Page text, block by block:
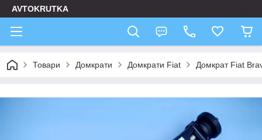
AVTOKRUTKA
Товари Домкрати Домкрати Fiat Домкрат Fiat